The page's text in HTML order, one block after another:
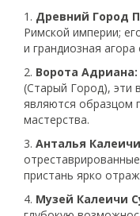
Древний Город
Римской империи;
и грандиозная
Ворота Адриана:
(Старый Город), эти
являются образцом
мастерства.
Анталья
пристань ярко
Музей Калеичи